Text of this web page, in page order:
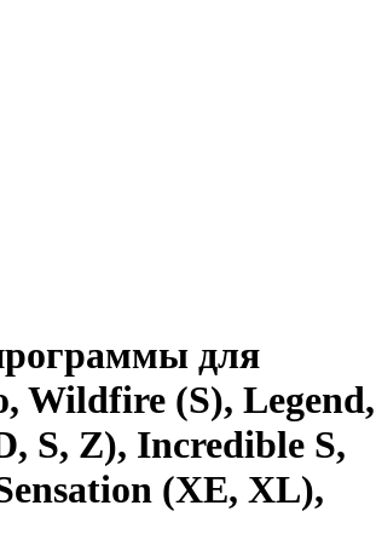
для
Wildfire (S), Legend,
S, Z), Incredible S,
(XE, XL),